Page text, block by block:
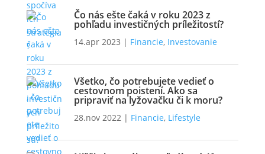
Čo nás ešte čaká v roku 2023 z
pohľadu investičných príležitostí?
14.apr 2023 | Financie, Investovanie
Všetko, čo potrebujete vedieť o
cestovnom poistení. Ako sa
pripraviť na lyžovačku či k moru?
28.nov 2022| Financie, Lifestyle